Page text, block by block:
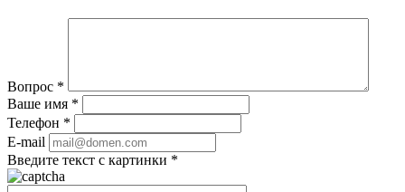
Вопрос *
Ваше имя *
Телефон *
E-mail
Введите текст с картинки *